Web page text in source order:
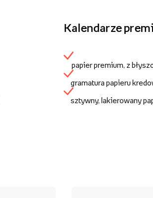
Kalendarze
papier premium, z
gramatura papieru
sztywny, lakierowany